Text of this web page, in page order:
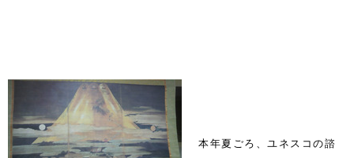
本年夏ごろ、ユネスコの諮